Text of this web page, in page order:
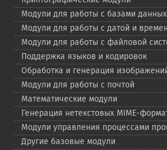
Модули для работы с базами данных
Модули для работы с датой и
Модули для работы с файловой
Поддержка языков и кодировок
Обработка и генерация
Модули для работы с почтой
Математические модули
Генерация нетекстовых MIME-​
Модули управления процессами
Другие базовые модули